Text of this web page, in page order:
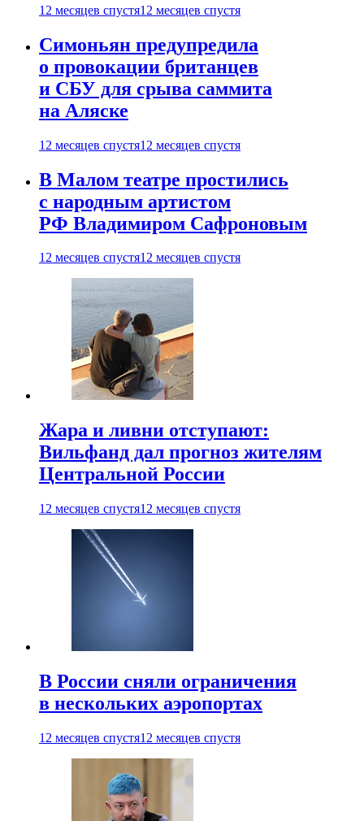
12 месяцев спустя12 месяцев спустя
Симоньян предупредила
о провокации британцев
и СБУ для срыва саммита
на Аляске
12 месяцев спустя12 месяцев спустя
В Малом театре простились
с народным артистом
РФ Владимиром Сафроновым
12 месяцев спустя12 месяцев спустя
Жара и ливни отступают:
Вильфанд дал прогноз жителям
Центральной России
12 месяцев спустя12 месяцев спустя
В России сняли ограничения
в нескольких аэропортах
12 месяцев спустя12 месяцев спустя